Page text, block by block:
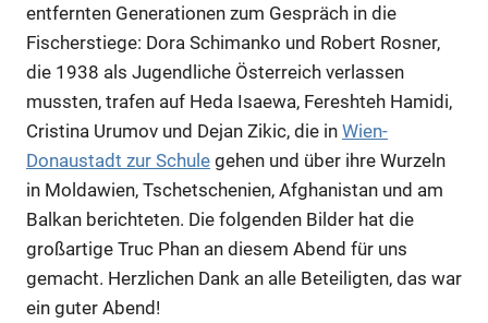
entfernten Generationen zum Gespräch in die
Fischerstiege: Dora Schimanko und Robert Rosner,
die 1938 als Jugendliche Österreich verlassen
mussten, trafen auf Heda Isaewa, Fereshteh Hamidi,
Cristina Urumov und Dejan Zikic, die in Wien-
Donaustadt zur Schule gehen und über ihre Wurzeln
in Moldawien, Tschetschenien, Afghanistan und am
Balkan berichteten. Die folgenden Bilder hat die
großartige Truc Phan an diesem Abend für uns
gemacht. Herzlichen Dank an alle Beteiligten, das war
ein guter Abend!